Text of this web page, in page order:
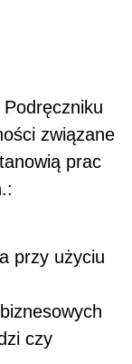
związane
prac
przy użyciu
czy